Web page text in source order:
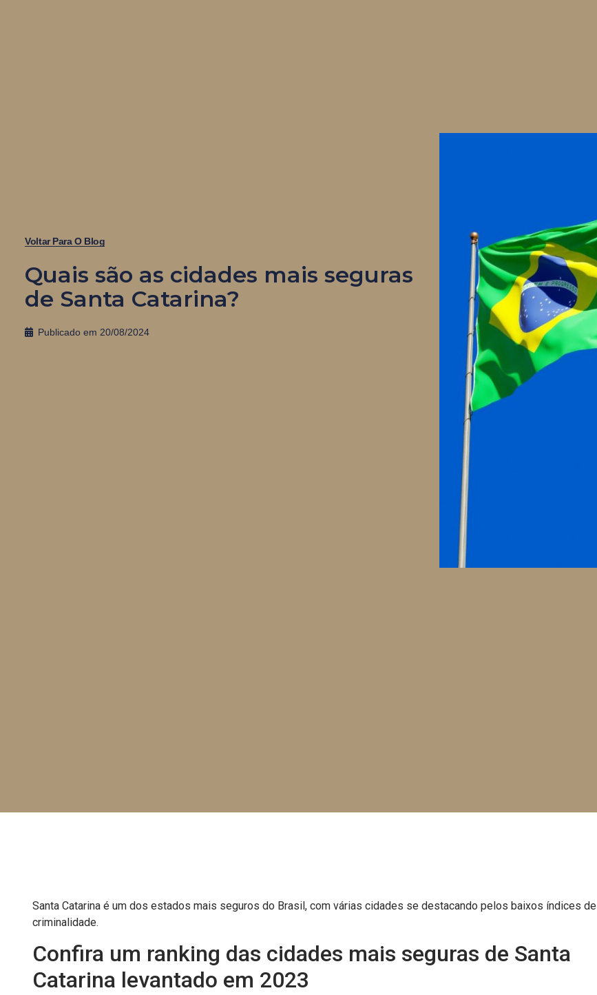
Voltar Para O Blog
Quais são as cidades mais seguras
de Santa Catarina?
Publicado em 20/08/2024
Santa Catarina é um dos estados mais seguros do Brasil, com várias cidades se destacando pelos baixos índices de
criminalidade.
Confira um ranking das cidades mais seguras de Santa
Catarina levantado em 2023